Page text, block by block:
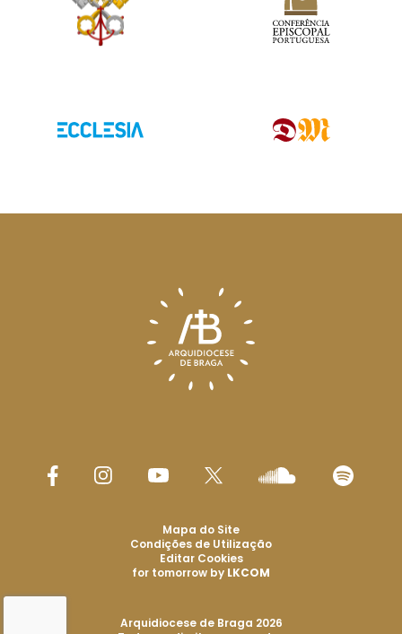
Arquidiocese de Braga 2026
Mapa do Site
Condições de Utilização
Editar Cookies
for tomorrow by LKCOM